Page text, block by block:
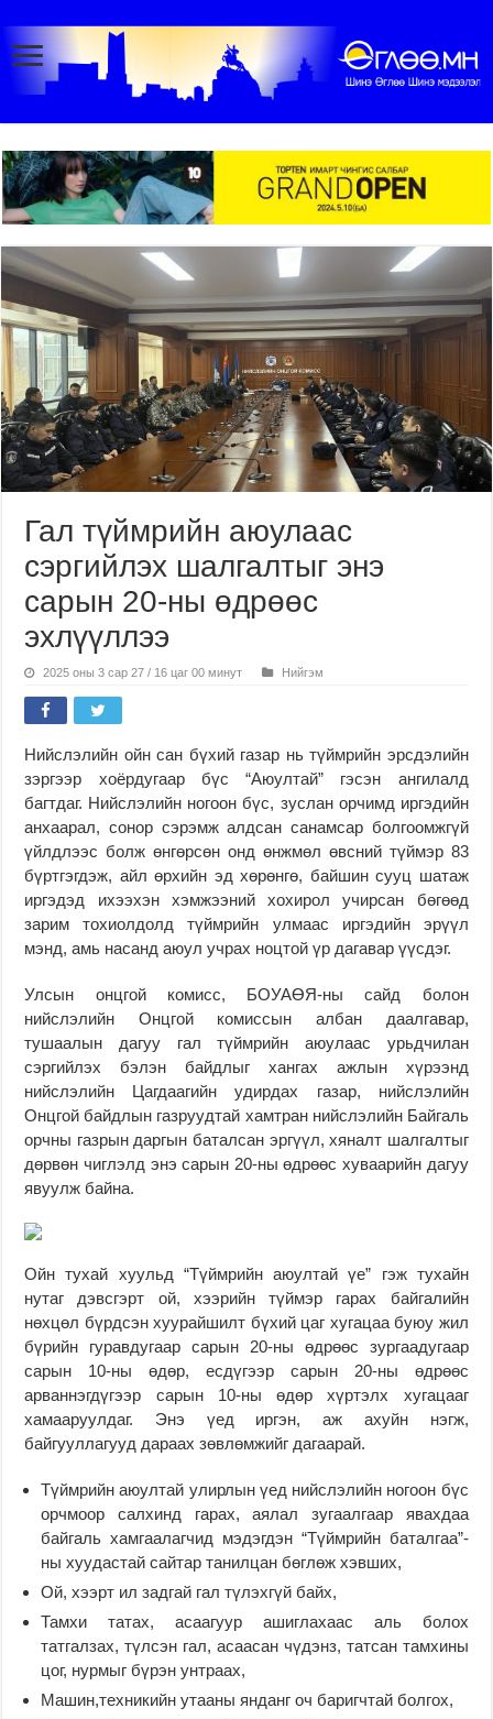
Гал түймрийн аюулаас
сэргийлэх шалгалтыг энэ
сарын 20-ны өдрөөс
эхлүүллээ
2025 оны 3 сар 27 / 16 цаг 00 минут Нийгэм
Нийслэлийн ойн сан бүхий газар нь түймрийн эрсдэлийн
зэргээр хоёрдугаар бүс “Аюултай” гэсэн ангилалд
багтдаг. Нийслэлийн ногоон бүс, зуслан орчимд иргэдийн
анхаарал, сонор сэрэмж алдсан санамсар болгоомжгүй
үйлдлээс болж өнгөрсөн онд өнжмөл өвсний түймэр 83
бүртгэгдэж, айл өрхийн эд хөрөнгө, байшин сууц шатаж
иргэдэд ихээхэн хэмжээний хохирол учирсан бөгөөд
зарим тохиолдолд түймрийн улмаас иргэдийн эрүүл
мэнд, амь насанд аюул учрах ноцтой үр дагавар үүсдэг.
Улсын онцгой комисс, БОУАӨЯ-ны сайд болон
нийслэлийн Онцгой комиссын албан даалгавар,
тушаалын дагуу гал түймрийн аюулаас урьдчилан
сэргийлэх бэлэн байдлыг хангах ажлын хүрээнд
нийслэлийн Цагдаагийн удирдах газар, нийслэлийн
Онцгой байдлын газруудтай хамтран нийслэлийн Байгаль
орчны газрын даргын баталсан эргүүл, хяналт шалгалтыг
дөрвөн чиглэлд энэ сарын 20-ны өдрөөс хуваарийн дагуу
явуулж байна.
Ойн тухай хуульд “Түймрийн аюултай үе” гэж тухайн
нутаг дэвсгэрт ой, хээрийн түймэр гарах байгалийн
нөхцөл бүрдсэн хуурайшилт бүхий цаг хугацаа буюу жил
бүрийн гуравдугаар сарын 20-ны өдрөөс зургаадугаар
сарын 10-ны өдөр, есдүгээр сарын 20-ны өдрөөс
арваннэгдүгээр сарын 10-ны өдөр хүртэлх хугацааг
хамааруулдаг. Энэ үед иргэн, аж ахуйн нэгж,
байгууллагууд дараах зөвлөмжийг дагаарай.
Түймрийн аюултай улирлын үед нийслэлийн ногоон бүс
орчмоор салхинд гарах, аялал зугаалгаар явахдаа
байгаль хамгаалагчид мэдэгдэн “Түймрийн баталгаа”-
ны хуудастай сайтар танилцан бөглөж хэвших,
Ой, хээрт ил задгай гал түлэхгүй байх,
Тамхи татах, асаагуур ашиглахаас аль болох
татгалзах, түлсэн гал, асаасан чүдэнз, татсан тамхины
цог, нурмыг бүрэн унтраах,
Машин,техникийн утааны янданг оч баригчтай болгох,